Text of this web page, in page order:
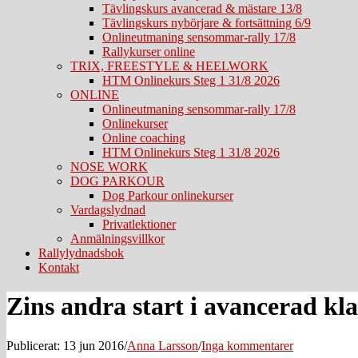
Tävlingskurs avancerad & mästare 13/8
Tävlingskurs nybörjare & fortsättning 6/9
Onlineutmaning sensommar-rally 17/8
Rallykurser online
TRIX, FREESTYLE & HEELWORK
HTM Onlinekurs Steg 1 31/8 2026
ONLINE
Onlineutmaning sensommar-rally 17/8
Onlinekurser
Online coaching
HTM Onlinekurs Steg 1 31/8 2026
NOSE WORK
DOG PARKOUR
Dog Parkour onlinekurser
Vardagslydnad
Privatlektioner
Anmälningsvillkor
Rallylydnadsbok
Kontakt
Zins andra start i avancerad
Publicerat: 13 jun 2016/Anna Larsson/Inga kommentarer